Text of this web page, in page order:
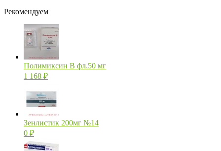
Рекомендуем
Полимиксин В фл.50 мг
1 168 ₽
Зенлистик 200мг №14
0 ₽